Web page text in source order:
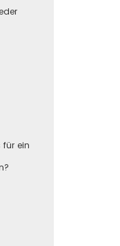
für ein